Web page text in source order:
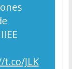
JLK